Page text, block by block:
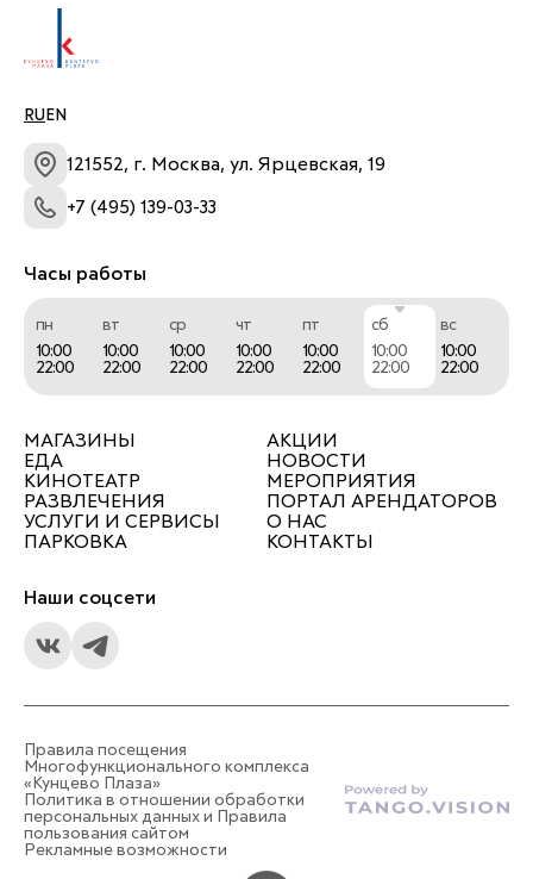
RU EN
121552, г. Москва, ул. Ярцевская, 19
+7 (495) 139-03-33
Часы работы
пн
10:00
22:00
вт
10:00
22:00
ср
10:00
22:00
чт
10:00
22:00
пт
10:00
22:00
сб
10:00
22:00
вс
10:00
22:00
МАГАЗИНЫ
ЕДА
КИНОТЕАТР
РАЗВЛЕЧЕНИЯ
УСЛУГИ И СЕРВИСЫ
ПАРКОВКА
АКЦИИ
НОВОСТИ
МЕРОПРИЯТИЯ
ПОРТАЛ АРЕНДАТОРОВ
О НАС
КОНТАКТЫ
Наши соцсети
Правила посещения
Многофункционального комплекса
«Кунцево Плаза»
Политика в отношении обработки
персональных данных и Правила
пользования сайтом
Рекламные возможности